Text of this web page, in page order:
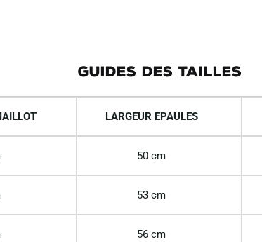
GUIDES DES TAILLES
LARGEUR EPAULES
50 cm
53 cm
56 cm